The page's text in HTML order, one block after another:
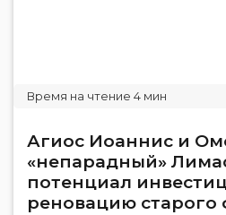
Агиос Иоаннис и
«непарадный»
потенциал
реновацию старого